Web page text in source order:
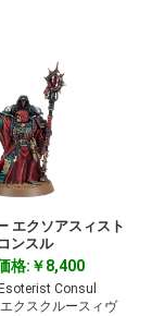
エクソアスィスト
コンスル
格:￥8,400
Consul
クスクルースィヴ